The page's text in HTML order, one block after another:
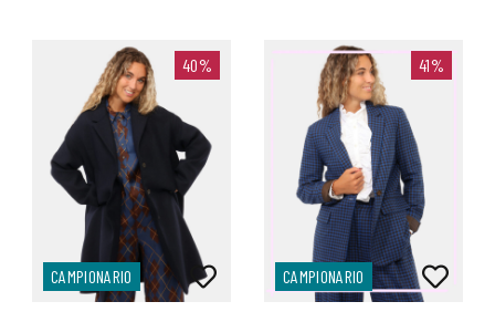
40%
CAMPIONARIO
41%
CAMPIONARIO